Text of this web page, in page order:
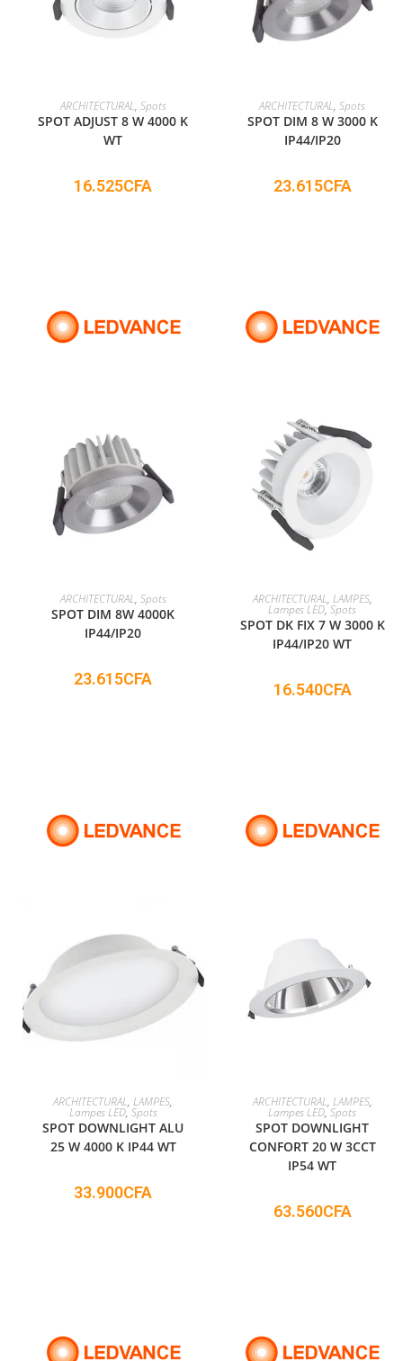
ADD TO CART
ARCHITECTURAL, Spots
SPOT ADJUST 8 W 4000 K
WT
16.525CFA
ADD TO CART
ARCHITECTURAL,Spots
SPOT DIM 8 W 3000 K
IP44/IP20
23.615CFA
ADD TO CART
ARCHITECTURAL, Spots
SPOT DIM 8W 4000K
IP44/IP20
23.615CFA
ADD TO CART
ARCHITECTURAL, LAMPES,
Lampes LED,Spots
SPOT DK FIX 7 W 3000 K
IP44/IP20 WT
16.540CFA
ADD TO CART
ARCHITECTURAL,LAMPES,
Lampes LED, Spots
SPOT DOWNLIGHT ALU
25 W 4000 K IP44 WT
33.900CFA
ADD TO CART
ARCHITECTURAL, LAMPES,
Lampes LED,Spots
SPOT DOWNLIGHT
CONFORT 20 W 3CCT
IP54 WT
63.560CFA